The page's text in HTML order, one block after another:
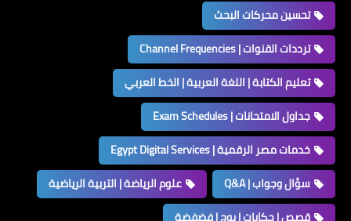
تحسين محركات البحث
ترددات القنوات | Channel Frequencies
تعليم الكتابة | اللغة العربية | الخط العربي
جداول الامتحانات | Exam Schedules
خدمات مصر الرقمية | Egypt Digital Services
سؤال وجواب | Q&A
علوم الرياضة | التربية الرياضية